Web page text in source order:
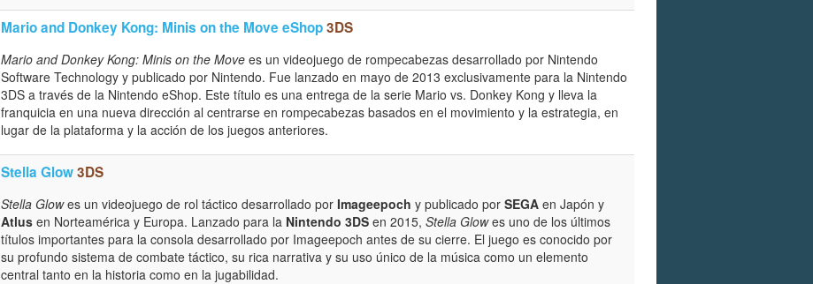
Mario and Donkey Kong: Minis on the Move eShop3DS
Mario and Donkey Kong: Minis on the Move es un videojuego de rompecabezas desarrollado por Nintendo
Software Technology y publicado por Nintendo. Fue lanzado en mayo de 2013 exclusivamente para la Nintendo
3DS a través de la Nintendo eShop. Este título es una entrega de la serie Mario vs. Donkey Kong y lleva la
franquicia en una nueva dirección al centrarse en rompecabezas basados en el movimiento y la estrategia, en
lugar de la plataforma y la acción de los juegos anteriores.
Stella Glow3DS
Stella Glowes un videojuego de rol táctico desarrollado por Imageepoch y publicado por SEGA en Japón y
Atlus en Norteamérica y Europa. Lanzado para la Nintendo 3DS en 2015, Stella Glowes uno de los últimos
títulos importantes para la consola desarrollado por Imageepoch antes de su cierre. El juego es conocido por
su profundo sistema de combate táctico, su rica narrativa y su uso único de la música como un elemento
central tanto en la historia como en la jugabilidad.